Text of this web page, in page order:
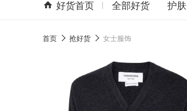
好货首页 全部好货 护肤
首页 抢好货 女士服饰